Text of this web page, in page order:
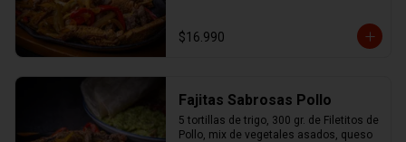
$16.990
Fajitas Sabrosas Pollo
5 tortillas de trigo, 300 gr. de Filetitos de
Pollo, mix de vegetales asados, queso